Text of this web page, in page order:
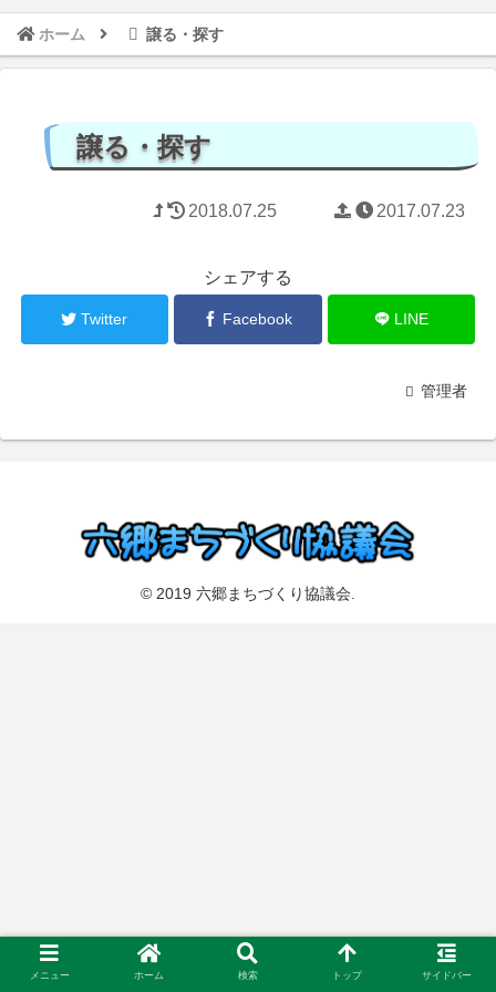
ホーム 譲る・探す
譲る・探す
2018.07.25 2017.07.23
シェアする
Twitter Facebook LINE
管理者
© 2019 六郷まちづくり協議会.
メニュー ホーム 検索 トップ サイドバー